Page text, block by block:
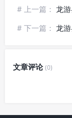
# 上一篇： 龙游
# 下一篇： 龙游
文章评论(0)